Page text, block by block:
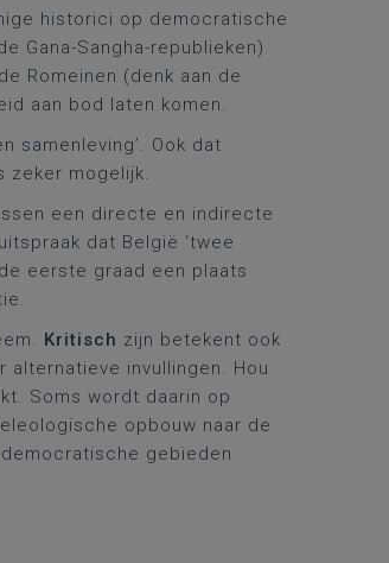
historici op democratische
Gana-Sangha-republieken).
Romeinen (denk aan de
aan bod laten komen.
samenleving’. Ook dat
zeker mogelijk.
een directe en indirecte
dat België ‘twee
eerste graad een plaats
Kritisch zijn betekent ook
invullingen. Hou
Soms wordt daarin op
opbouw naar de
gebieden